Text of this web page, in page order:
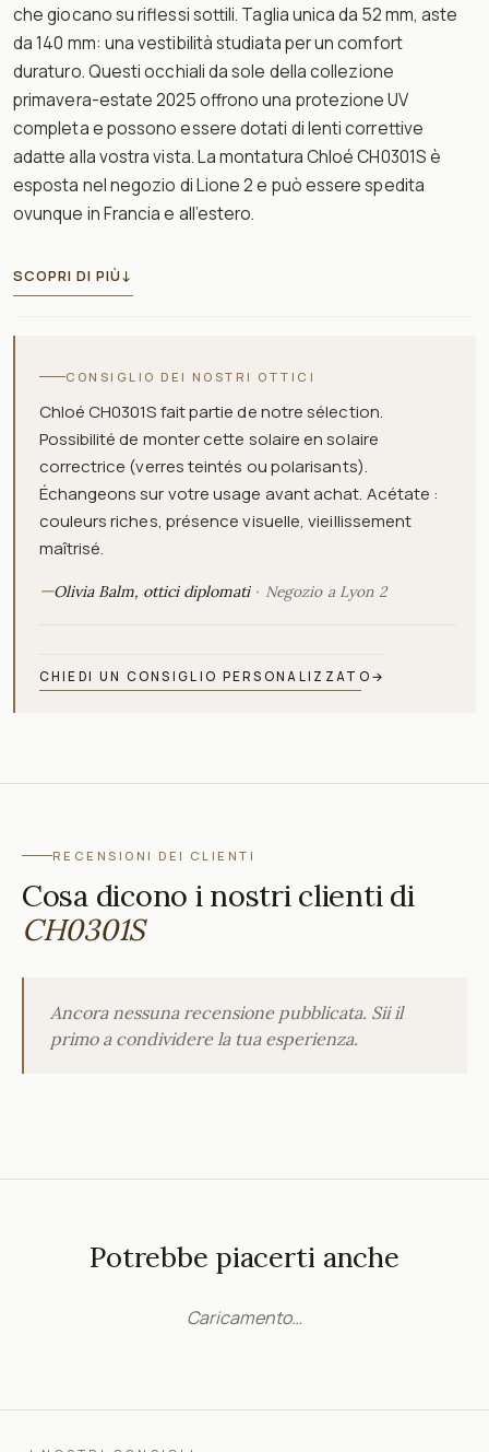
che giocano su riflessi sottili. Taglia unica da 52 mm, aste
da 140 mm: una vestibilità studiata per un comfort
duraturo. Questi occhiali da sole della collezione
primavera-estate 2025 offrono una protezione UV
completa e possono essere dotati di lenti correttive
adatte alla vostra vista. La montatura Chloé CH0301S è
esposta nel negozio di Lione 2 e può essere spedita
ovunque in Francia e all’estero.
SCOPRI DI PIÙ↓
CONSIGLIO DEI NOSTRI OTTICI
Chloé CH0301S fait partie de notre sélection.
Possibilité de monter cette solaire en solaire
correctrice (verres teintés ou polarisants).
Échangeons sur votre usage avant achat. Acétate :
couleurs riches, présence visuelle, vieillissement
maîtrisé.
—Olivia Balm, ottici diplomati Negozio a Lyon 2
CHIEDI UN CONSIGLIO PERSONALIZZATO →
RECENSIONI DEI CLIENTI
Cosa dicono i nostri clienti di
CH0301S
Ancora nessuna recensione pubblicata. Sii il
primo a condividere la tua esperienza.
Potrebbe piacerti anche
Caricamento…